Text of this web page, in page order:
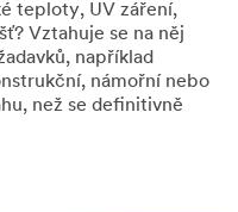
teploty, UV záření,
Vztahuje se na něj
například
námořní nebo
než se definitivně